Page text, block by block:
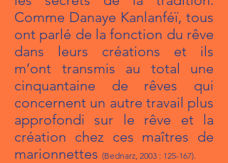
Comme Danaye Kanlanféï, tous
ont parlé de la fonction du rêve
dans leurs créations et ils
m’ont transmis au total une
cinquantaine de rêves qui
concernent un autre travail plus
approfondi sur le rêve et la
création chez ces maîtres de
marionnettes (Bednarz, 2003 : 125-167).